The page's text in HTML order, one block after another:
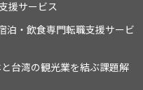
援サービス
泊・飲食専門転職支援サービ
台湾の観光業を結ぶ課題解